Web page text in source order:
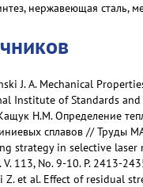
нержавеющая сталь,
J. A. Mechanical
Institute of Standards and
Н.М. Определение
сплавов // Труды
strategy in selective
V. 113, No. 9-10. P. 2413-
Z. et al. Effect of residual